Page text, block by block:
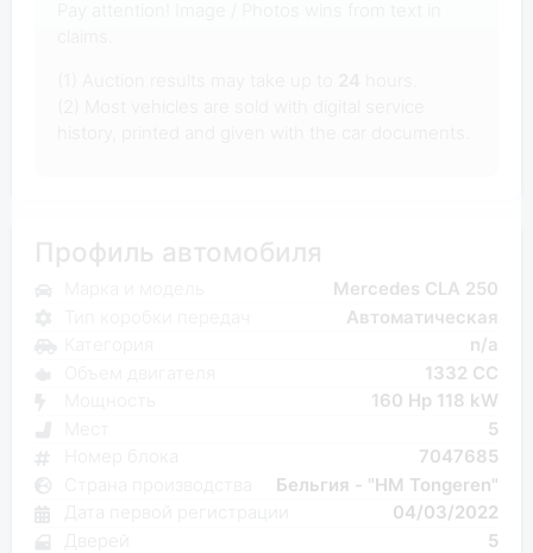
Профиль автомобиля
Mercedes CLA 250
Автоматическая
n/a
1332 CC
160 Hp 118 kW
5
7047685
Бельгия - "HM Tongeren"
04/03/2022
5